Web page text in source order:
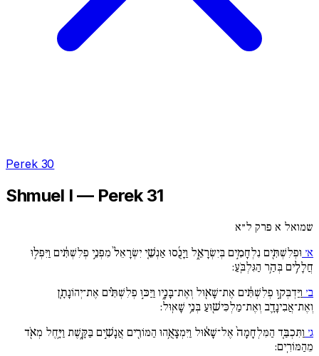
Perek 30
Shmuel I — Perek 31
שמואל א פרק ל״א
א׳ וּפְלִשְׁתִּ֖ים נִלְחָמִ֣ים בְּיִשְׂרָאֵ֑ל וַיָּנֻ֜סוּ אַנְשֵׁ֚י יִשְׂרָאֵל֙ מִפְּנֵ֣י פְלִשְׁתִּ֔ים וַיִּפְּל֥וּ
חֲלָלִ֥ים בְּהַ֥ר הַגִּלְבֹּֽעַ:
ב׳ וַיַּדְבְּק֣וּ פְלִשְׁתִּ֔ים אֶת־שָׁא֖וּל וְאֶת־בָּנָ֑יו וַיַּכּ֣וּ פְלִשְׁתִּ֗ים אֶת־יְהוֹנָתָ֧ן
וְאֶת־אֲבִינָדָ֛ב וְאֶת־מַלְכִּישׁ֖וּעַ בְּנֵ֥י שָׁאֽוּל:
ג׳ וַתִּכְבַּ֚ד הַמִּלְחָמָה֙ אֶל־שָׁא֔וּל וַיִּמְצָאֻ֥הוּ הַמּוֹרִ֖ים אֲנָשִׁ֣ים בַּקָּ֑שֶׁת וַיָּ֥חֶל מְאֹ֖ד
מֵהַמּוֹרִֽים: